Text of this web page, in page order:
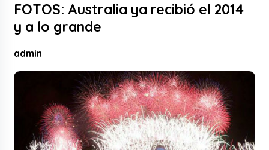
FOTOS: Australia ya recibió el 2014
y a lo grande
admin